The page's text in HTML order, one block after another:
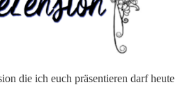
Oxean
die ich euch präsentieren darf heute